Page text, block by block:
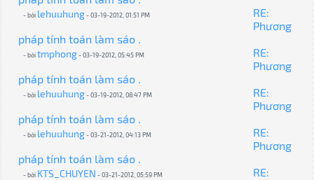
- bởi lehuuhung- 03-19-2012, 01:51 PM
RE:
Phương
pháp tính toán làm sáo .
- bởitmphong- 03-19-2012, 05:45 PM
RE:
Phương
pháp tính toán làm sáo .
- bởi lehuuhung- 03-19-2012, 08:47 PM
RE:
Phương
pháp tính toán làm sáo .
- bởi lehuuhung- 03-21-2012, 04:13 PM
RE:
Phương
pháp tính toán làm sáo .
- bởi KTS_CHUYEN - 03-21-2012, 05:59 PM
RE: